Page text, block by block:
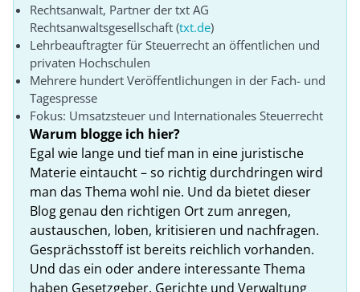
Rechtsanwalt, Partner der txt AG
Rechtsanwaltsgesellschaft (txt.de)
Lehrbeauftragter für Steuerrecht an öffentlichen und
privaten Hochschulen
Mehrere hundert Veröffentlichungen in der Fach- und
Tagespresse
Fokus: Umsatzsteuer und Internationales Steuerrecht
Warum blogge ich hier?
Egal wie lange und tief man in eine juristische
Materie eintaucht – so richtig durchdringen wird
man das Thema wohl nie. Und da bietet dieser
Blog genau den richtigen Ort zum anregen,
austauschen, loben, kritisieren und nachfragen.
Gesprächsstoff ist bereits reichlich vorhanden.
Und das ein oder andere interessante Thema
haben Gesetzgeber, Gerichte und Verwaltung